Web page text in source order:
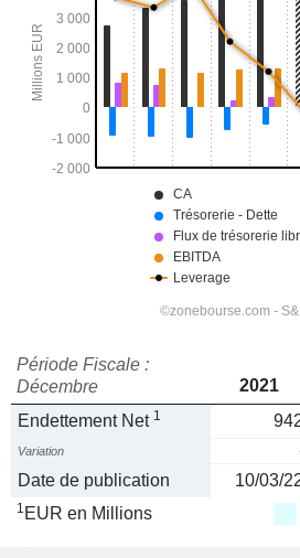
Période Fiscale :
Décembre
2021
Endettement Net 1
Variation
Date de publication 10/03/
1 EUR en Millions